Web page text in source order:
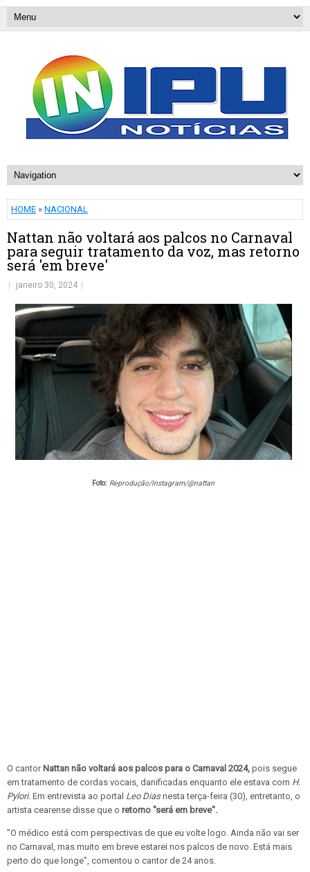
HOME » NACIONAL
Nattan não voltará aos palcos no Carnaval
para seguir tratamento da voz, mas retorno
será 'em breve'
janeiro 30, 2024
Foto: Reprodução/Instagram/@nattan
O cantor Nattan não voltará aos palcos para o Carnaval 2024, pois segue
em tratamento de cordas vocais, danificadas enquanto ele estava com H.
Pylori. Em entrevista ao portal Leo Diasnesta terça-feira (30), entretanto, o
artista cearense disse que o retorno "será em breve".
"O médico está com perspectivas de que eu volte logo. Ainda não vai ser
no Carnaval, mas muito em breve estarei nos palcos de novo. Está mais
perto do que longe", comentou o cantor de 24 anos.